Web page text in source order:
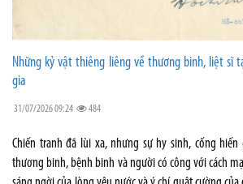
Những kỷ vật thiêng liêng về thương binh, liệt sĩ
gia
31/07/2026 09:24 484
Chiến tranh đã lùi xa, nhưng sự hy sinh, cống hiến
thương binh, bệnh binh và người có công với cách